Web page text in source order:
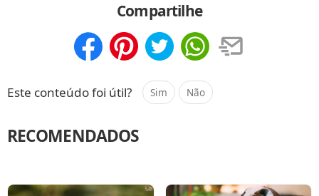
Compartilhe
Este conteúdo foi útil? Sim Não
RECOMENDADOS